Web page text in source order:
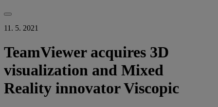
11. 5. 2021
TeamViewer acquires 3D
visualization and Mixed
Reality innovator Viscopic